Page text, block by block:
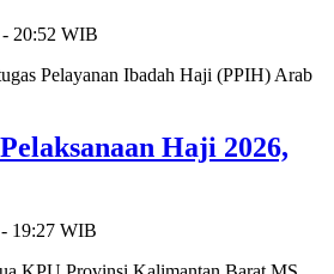
- 20:52 WIB
Haji 2026,
19:27 WIB